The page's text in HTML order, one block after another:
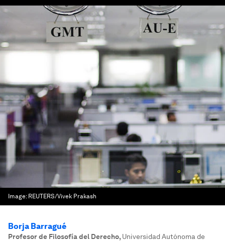
Image: REUTERS/Vivek Prakash
Borja Barragué
Profesor de Filosofía del Derecho, Universidad Autónoma de